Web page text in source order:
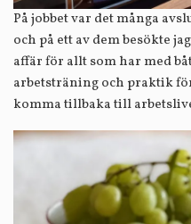
På jobbet var det många
och på ett av dem besökte jag
affär för allt som har med
arbetsträning och praktik
komma tillbaka till